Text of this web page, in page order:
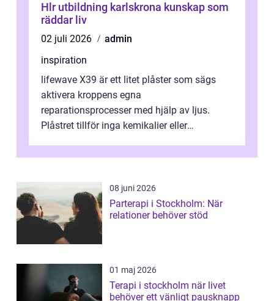
Hlr utbildning karlskrona kunskap som
räddar liv
02 juli 2026
admin
inspiration
lifewave X39 är ett litet plåster som sägs
aktivera kroppens egna
reparationsprocesser med hjälp av ljus.
Plåstret tillför inga kemikalier eller
ljusbaserad stimula...
08 juni 2026
Parterapi i Stockholm: När
relationer behöver stöd
01 maj 2026
Terapi i stockholm när livet
behöver ett vänligt pausknapp